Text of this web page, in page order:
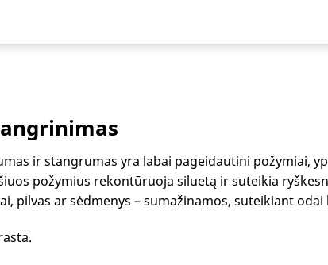
ir stangrumas yra labai pageidautini požymiai,
požymius rekontūruoja siluetą ir suteikia
pilvas ar sėdmenys – sumažinamos, suteikiant